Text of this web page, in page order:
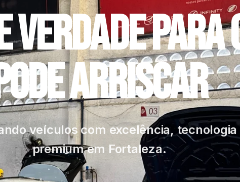
verdade para
arriscar
veículos com excelência,
premium em Fortaleza.